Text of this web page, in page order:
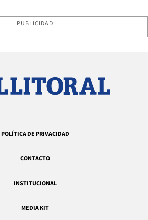
PUBLICIDAD
POLÍTICA DE PRIVACIDAD
CONTACTO
INSTITUCIONAL
MEDIA KIT